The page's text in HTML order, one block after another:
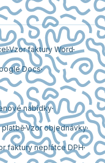
Vzor faktury Word
Docs
nabídky
platběVzor objednávky
faktury neplátce DPH